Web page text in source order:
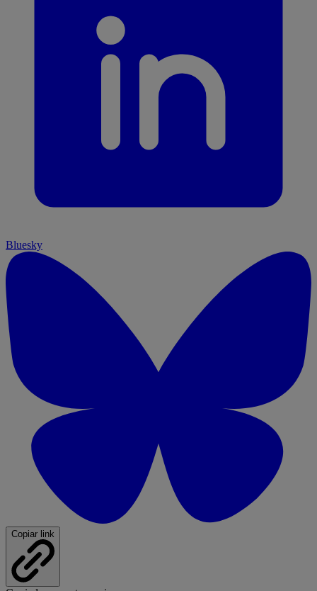
Bluesky
Copiar link